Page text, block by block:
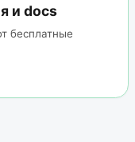
и docs
бесплатные